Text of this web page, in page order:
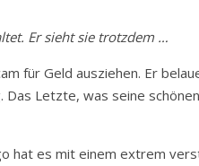
Er sieht sie trotzdem …
für Geld ausziehen. Er
Letzte, was seine
hat es mit einem extrem